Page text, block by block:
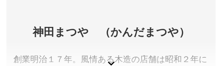
神田まつや （かんだまつや）
創業明治１７年。風情ある木造の店舗は昭和２年に